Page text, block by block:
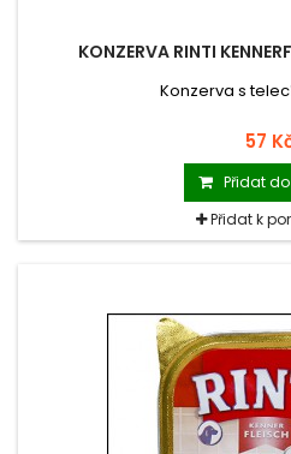
KONZERVA RINTI
Konzerva s
57
Přidat
Přidat k